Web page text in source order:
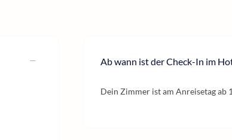
Ab wann ist der Check-In im
Dein Zimmer ist am Anreisetag ab